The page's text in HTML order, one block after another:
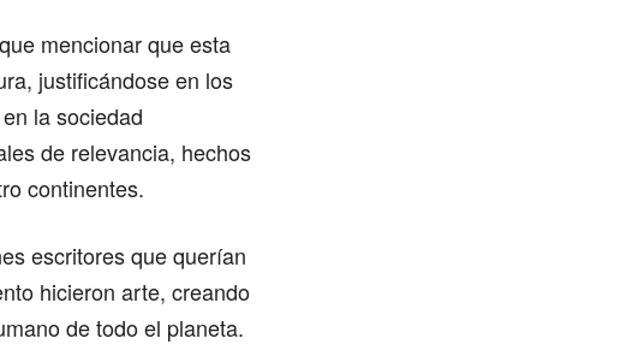
mencionar que esta
justificándose en los
la sociedad
de relevancia, hechos
continentes.
escritores que querían
hicieron arte, creando
de todo el planeta.